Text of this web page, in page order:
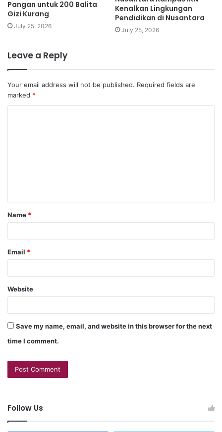
Pangan untuk 200 Balita
Gizi Kurang
July 25, 2026
Kenalkan Lingkungan
Pendidikan di Nusantara
July 25, 2026
Leave a Reply
Your email address will not be published. Required fields are
marked *
Name *
Email *
Website
Save my name, email, and website in this browser for the next
time I comment.
Follow Us